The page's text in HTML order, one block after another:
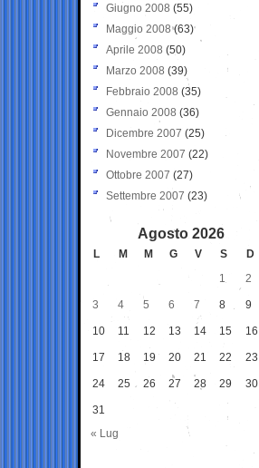
Giugno 2008 (55)
Maggio 2008(63)
Aprile 2008 (50)
Marzo 2008 (39)
Febbraio 2008 (35)
Gennaio 2008 (36)
Dicembre 2007 (25)
Novembre 2007 (22)
Ottobre 2007 (27)
Settembre 2007 (23)
Agosto 2026
L M M G V S
D
1
2
3 4 5 6 7 8 9
10 11 12 13 14 15 16
17 18 19 20 21 22 23
24 25 26 27 28 29 30
31
« Lug